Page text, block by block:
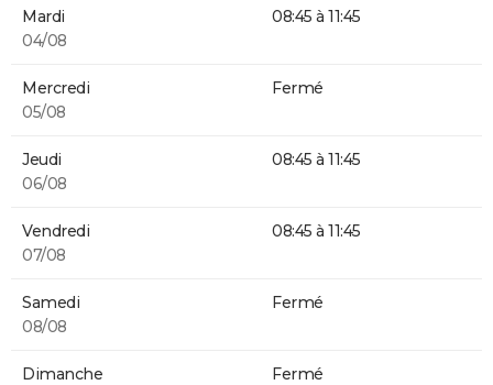
Mardi
04/08
08:45 à 11:45
Mercredi
05/08
Fermé
Jeudi
06/08
08:45 à 11:45
Vendredi
07/08
08:45 à 11:45
Samedi
08/08
Fermé
Dimanche
Fermé